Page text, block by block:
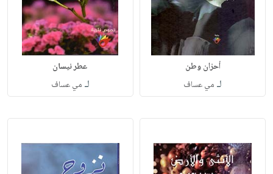
أحزان وطن
لـ مي عساف
عطر نيسان
لـ مي عساف